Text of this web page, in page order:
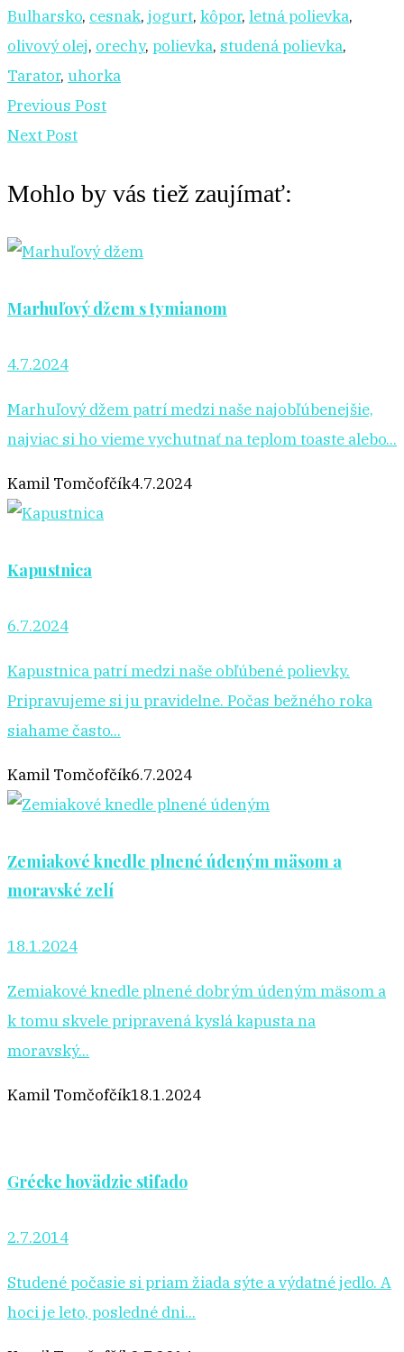
Bulharsko, cesnak, jogurt, kôpor, letná polievka,
olivový olej, orechy, polievka, studená polievka,
Tarator, uhorka
Previous Post
Next Post
Mohlo by vás tiež zaujímať:
Marhuľový džem s tymianom
4.7.2024
Marhuľový džem patrí medzi naše najobľúbenejšie,
najviac si ho vieme vychutnať na teplom toaste alebo...
Kamil Tomčofčík4.7.2024
Kapustnica
6.7.2024
Kapustnica patrí medzi naše obľúbené polievky.
Pripravujeme si ju pravidelne. Počas bežného roka
siahame často...
Kamil Tomčofčík6.7.2024
Zemiakové knedle plnené údeným mäsom a
moravské zelí
18.1.2024
Zemiakové knedle plnené dobrým údeným mäsom a
k tomu skvele pripravená kyslá kapusta na
moravský...
Kamil Tomčofčík18.1.2024
Grécke hovädzie stifado
2.7.2014
Studené počasie si priam žiada sýte a výdatné jedlo. A
hoci je leto, posledné dni...